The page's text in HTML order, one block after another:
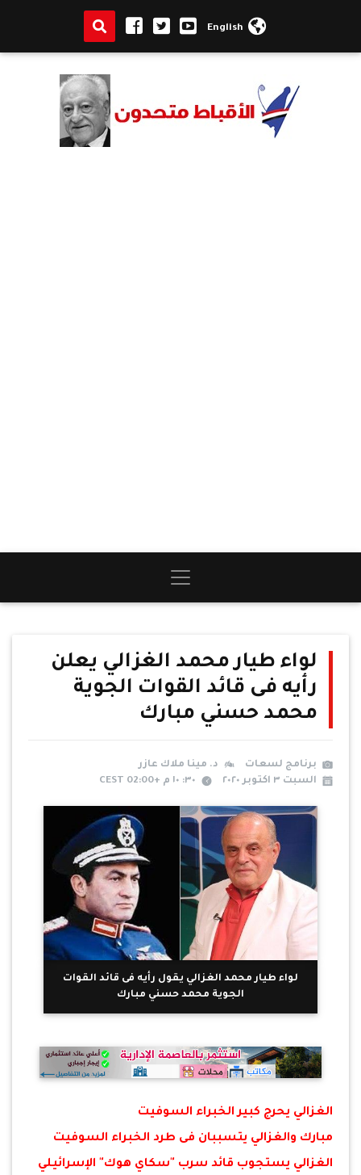
English
لواء طيار محمد الغزالي يعلن
رأيه فى قائد القوات الجوية
محمد حسني مبارك
برنامج لسعات
د. مينا ملاك عازر
السبت ٣ اكتوبر ٢٠٢٠
٣٠: ١٠ م +02:00 CEST
لواء طيار محمد الغزالي يقول رأيه فى قائد القوات
الجوية محمد حسني مبارك
الغزالي يحرج كبير الخبراء السوفيت
مبارك والغزالي يتسببان فى طرد الخبراء السوفيت
الغزالي يستجوب قائد سرب "سكاي هوك" الإسرائيلي